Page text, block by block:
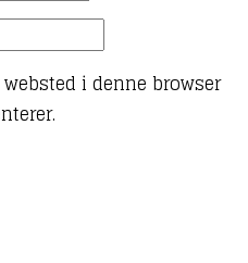
i denne browser